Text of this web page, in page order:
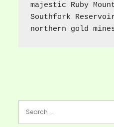
majestic Ruby
Southfork
northern gold